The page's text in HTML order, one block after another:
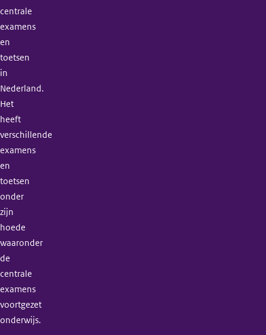
centrale
examens
en
toetsen
in
Nederland.
Het
heeft
verschillende
examens
en
toetsen
onder
zijn
hoede
waaronder
de
centrale
examens
voortgezet
onderwijs.